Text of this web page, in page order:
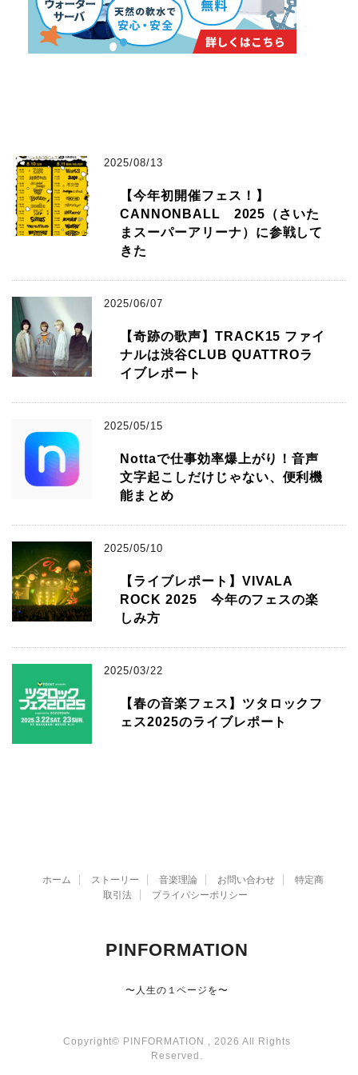
2025/08/13
【今年初開催フェス！】
CANNONBALL 2025（さいた
まスーパーアリーナ）に参戦して
きた
2025/06/07
【奇跡の歌声】TRACK15 ファイ
ナルは渋谷CLUB QUATTROラ
イブレポート
2025/05/15
Nottaで仕事効率爆上がり！音声
文字起こしだけじゃない、便利機
能まとめ
2025/05/10
【ライブレポート】VIVALA
ROCK 2025 今年のフェスの楽
しみ方
2025/03/22
【春の音楽フェス】ツタロックフ
ェス2025のライブレポート
ホーム ストーリー 音楽理論 お問い合わせ
特定商
取引法
プライバシーポリシー
PINFORMATION
〜人生の１ページを〜
Copyright© PINFORMATION , 2026 All Rights
Reserved.